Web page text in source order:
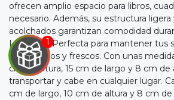
ofrecen amplio espacio para libros,
necesario. Además, su estructura
acolchados garantizan comodidad
Lonchera: Perfecta para mantener tus
organizados y frescos. Con unas
cm de altura, 15 cm de largo y 8 cm de
transportar y cabe en cualquier lugar.
cm de largo, 10 cm de altura y 8 cm de